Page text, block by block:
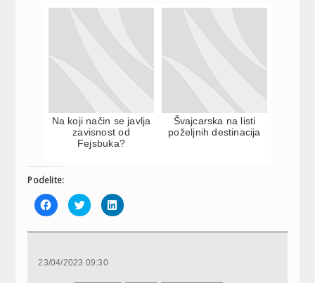
Na koji način se javlja
zavisnost od
Fejsbuka?
Švajcarska na listi
poželjnih destinacija
Podelite:
Click
to
share
Facebook
new
Click
to
share
Twitter
new
Click
to
LinkedIn
23/04/2023 09:30